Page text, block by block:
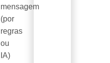
mensagem
(por
regras
ou
IA)